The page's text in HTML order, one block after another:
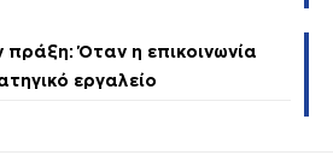
πράξη: Όταν η επικοινωνία
εργαλείο